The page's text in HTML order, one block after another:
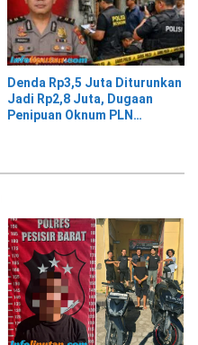
Denda Rp3,5 Juta Diturunkan
Jadi Rp2,8 Juta, Dugaan
Penipuan Oknum PLN